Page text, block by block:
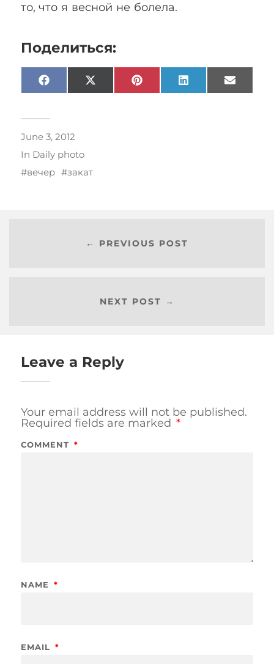
то, что я весной не болела.
Поделиться:
Facebook X
(Twitter)
Pinterest LinkedIn Email
June 3, 2012
In Daily photo
вечер
закат
← PREVIOUS POST
NEXT POST →
Leave a Reply
Your email address will not be published.
Required fields are marked *
COMMENT *
NAME *
EMAIL *